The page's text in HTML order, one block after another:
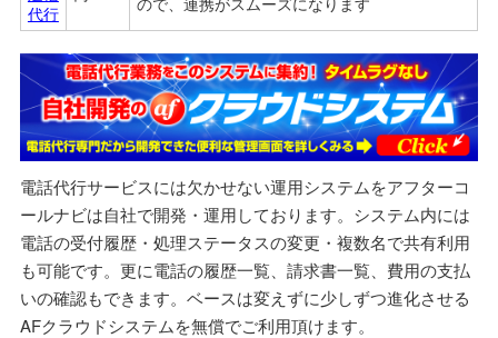
代行
電話代行サービスには欠かせない運用システムをアフターコ
ールナビは自社で開発・運用しております。システム内には
電話の受付履歴・処理ステータスの変更・複数名で共有利用
も可能です。更に電話の履歴一覧、請求書一覧、費用の支払
いの確認もできます。ベースは変えずに少しずつ進化させる
AFクラウドシステムを無償でご利用頂けます。